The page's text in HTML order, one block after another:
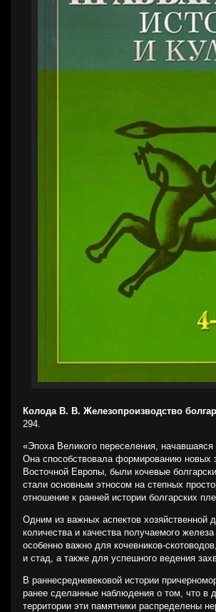
Колода В. В. Железопроизводство
294.
«Эпоха Великого переселения,
Она способствовала формированию новых
Восточной Европы, были кочевые
стали основным этносом на степных
отношение к ранней истории болгарских
Одним из важных аспектов хозяйственной
количества и качества получаемого
особенно важно для кочевников-
и стад, а также для успешного ведения
В раннесредневековой истории
ранее сделанные наблюдения о том, что в
территории эти памятники распределены